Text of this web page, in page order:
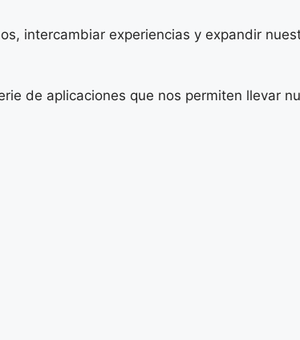
intercambiar experiencias y expandir
de aplicaciones que nos permiten llevar